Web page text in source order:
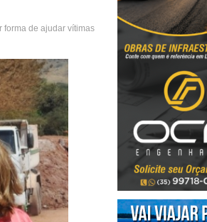
forma de ajudar vítimas